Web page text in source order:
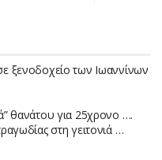
ξενοδοχείο των Ιωαννίνων
θανάτου για 25χρονο ….
στη γειτονιά …